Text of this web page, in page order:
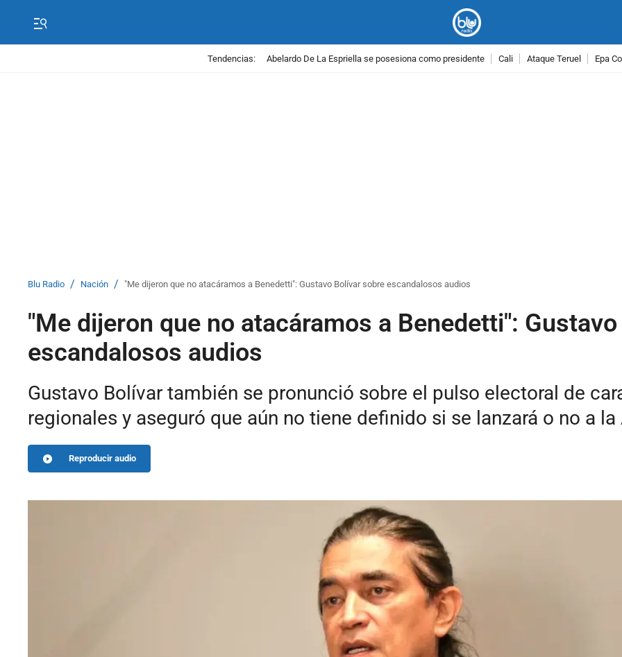
Tendencias: Abelardo De La Espriella se posesiona como presidente Cali Ataque Teruel Epa
Blu Radio / Nación / "Me dijeron que no atacáramos a Benedetti": Gustavo Bolívar sobre escandalosos audios
"Me dijeron que no atacáramos a Benedetti":
escandalosos audios
Gustavo Bolívar también se pronunció sobre el pulso electoral de
regionales y aseguró que aún no tiene definido si se lanzará o no a
Reproducir audio